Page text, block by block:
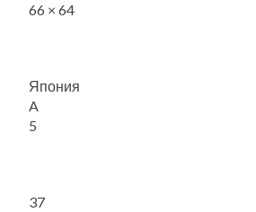
66 × 64
Япония
A
5
37